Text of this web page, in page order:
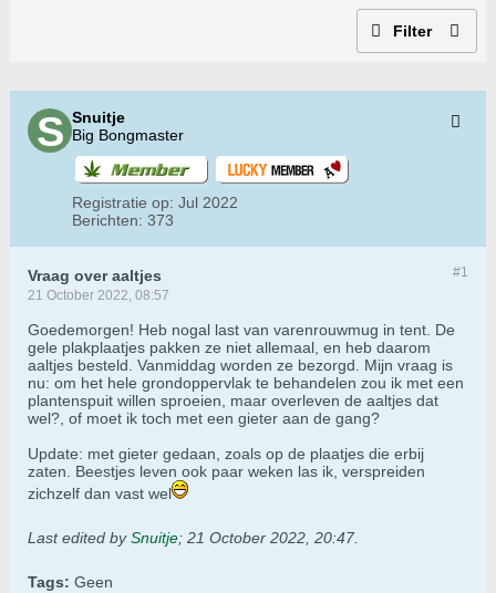
Filter
Snuitje
Big Bongmaster
Registratie op: Jul 2022
Berichten: 373
#1
Vraag over aaltjes
21 October 2022, 08:57
Goedemorgen! Heb nogal last van varenrouwmug in tent. De
gele plakplaatjes pakken ze niet allemaal, en heb daarom
aaltjes besteld. Vanmiddag worden ze bezorgd. Mijn vraag is
nu: om het hele grondoppervlak te behandelen zou ik met een
plantenspuit willen sproeien, maar overleven de aaltjes dat
wel?, of moet ik toch met een gieter aan de gang?
Update: met gieter gedaan, zoals op de plaatjes die erbij
zaten. Beestjes leven ook paar weken las ik, verspreiden
zichzelf dan vast wel
Last edited bySnuitje; 21 October 2022, 20:47
Tags: Geen